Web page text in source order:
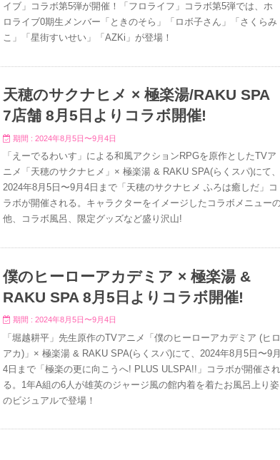
イブ」コラボ第5弾が開催！「フロライフ」コラボ第5弾では、ホ
ロライブ0期生メンバー「ときのそら」「ロボ子さん」「さくらみ
こ」「星街すいせい」「AZKi」が登場！
天穂のサクナヒメ × 極楽湯/RAKU SPA
7店舗 8月5日よりコラボ開催!
期間 : 2024年8月5日〜9月4日
「えーでるわいす」による和風アクションRPGを原作としたTVア
ニメ「天穂のサクナヒメ」× 極楽湯 & RAKU SPA(らくスパ)にて、
2024年8月5日〜9月4日まで「天穂のサクナヒメ ふろは癒しだ」コ
ラボが開催される。キャラクターをイメージしたコラボメニュー
他、コラボ風呂、限定グッズなど盛り沢山!
僕のヒーローアカデミア × 極楽湯 &
RAKU SPA 8月5日よりコラボ開催!
期間 : 2024年8月5日〜9月4日
「堀越耕平」先生原作のTVアニメ「僕のヒーローアカデミア (ヒロ
アカ)」× 極楽湯 & RAKU SPA(らくスパ)にて、2024年8月5日〜9月
4日まで「極楽の更に向こうへ! PLUS ULSPA!!」コラボが開催され
る。1年A組の6人が雄英のジャージ風の館内着を着たお風呂上り姿
のビジュアルで登場！